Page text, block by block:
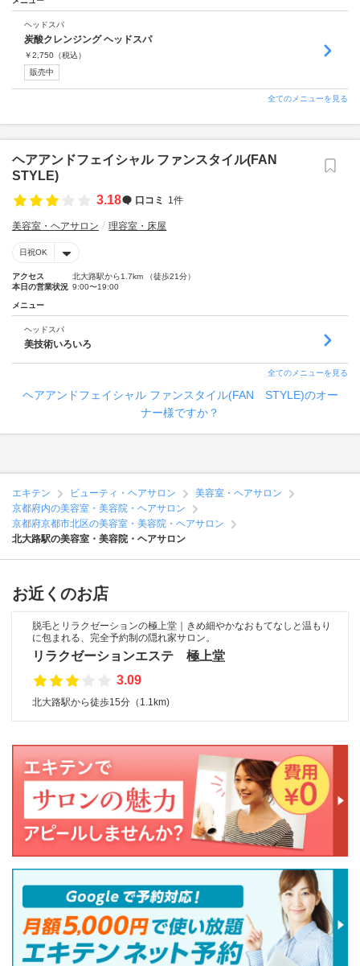
ヘッドスパ
炭酸クレンジング ヘッドスパ
￥2,750 （税込）
販売中
全てのメニューを見る
ヘアアンドフェイシャル ファンスタイル(FAN
STYLE)
3.18
口コミ 1件
美容室・ヘアサロン 理容室・床屋
日祝OK
アクセス
北大路駅から1.7km （徒歩21分）
本日の営業状況 9:00〜19:00
メニュー
ヘッドスパ
美技術いろいろ
全てのメニューを見る
ヘアアンドフェイシャル ファンスタイル(FAN STYLE)のオー
ナー様ですか？
エキテン ビューティ・ヘアサロン
美容室・ヘアサロン
京都府内の美容室・美容院・ヘアサロン
京都府京都市北区の美容室・美容院・ヘアサロン
北大路駅の美容室・美容院・ヘアサロン
お近くのお店
脱毛とリラクゼーションの極上堂｜きめ細やかなおもてなしと温もり
に包まれる、完全予約制の隠れ家サロン。
リラクゼーションエステ 極上堂
3.09
北大路駅から徒歩15分（1.1km)